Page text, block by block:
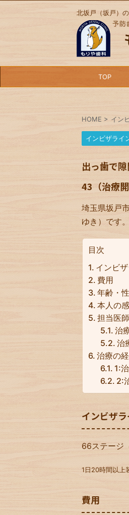
北坂戸（坂戸）
TOP
HOME > イン
インビザライ
出っ歯で
43（治療開
埼玉県坂戸
ゆき）です。
目次
インビ
費用
年齢・
本人の
担当医
治
治
治療の
1:
2:
インビザ
66ステージ
1日20時間以上
費用